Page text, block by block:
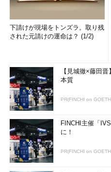
クライアント先に出向く必要
す。
ラインオンリーよりもコミュニ
います。
でも、雪
下請けが現場をトンズラ。取り残
された元請けの運命は？ (1/2)
【見城徹×藤田
本質
PR(FINCHI on
FINCHI主催「
に！
PR(FINCHI on